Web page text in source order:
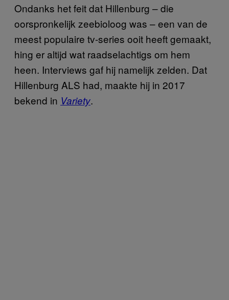
Ondanks het feit dat Hillenburg – die
oorspronkelijk zeebioloog was – een van de
meest populaire tv-series ooit heeft gemaakt,
hing er altijd wat raadselachtigs om hem
heen. Interviews gaf hij namelijk zelden. Dat
Hillenburg ALS had, maakte hij in 2017
bekend in Variety.